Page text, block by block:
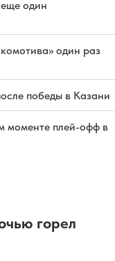
один
один раз
победы в Казани
моменте плей-офф в
горел